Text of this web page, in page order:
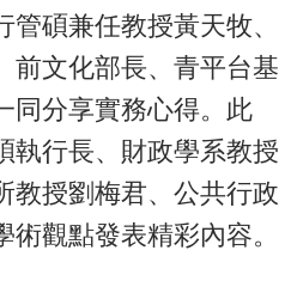
碩兼任教授黃天牧、
前文化部長、青平台基
同分享實務心得。此
執行長、財政學系教授
教授劉梅君、公共行政
觀點發表精彩內容。